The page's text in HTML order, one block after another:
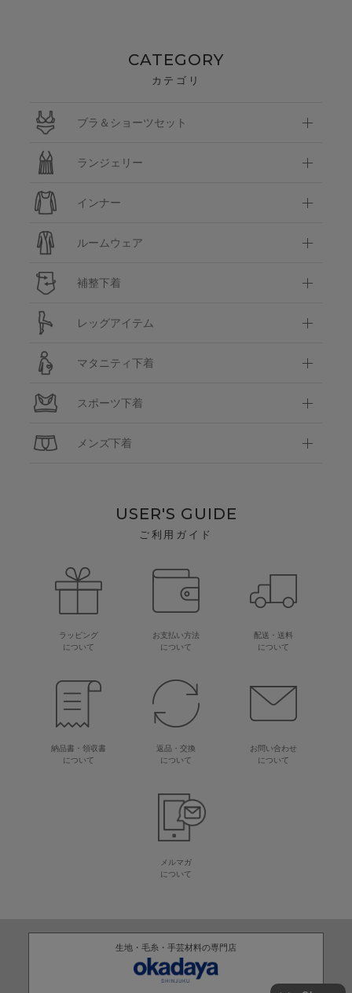
CATEGORY
カテゴリ
ブラ＆ショーツセット
ランジェリー
インナー
ルームウェア
補整下着
レッグアイテム
マタニティ下着
スポーツ下着
メンズ下着
USER'S GUIDE
ご利用ガイド
ラッピング
について
お支払い方法
について
配送・送料
について
納品書・領収書
について
返品・交換
について
お問い合わせ
について
メルマガ
について
生地・毛糸・手芸材料の専門店